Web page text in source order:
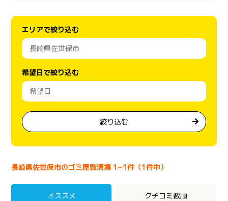
エリアで絞り込む
希望日で絞り込む
絞り込む
長崎県佐世保市のゴミ屋敷清掃 1~1件（1件中）
オススメ クチコミ数順